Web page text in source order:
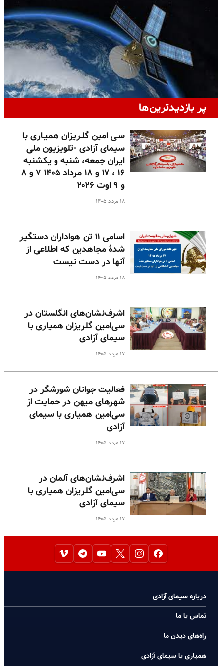
پر بازدیدترین‌ها
سـی امین گلـریزان همیـاری با
سیمای آزادی -تلویزیون ملی
ایران جمعه، شنبه و یکشنبه
۱۶ ، ۱۷ و ۱۸ مرداد ۱۴۰۵ ۷ و ۸
و ۹ اوت ۲۰۲۶
۱۸ مرداد ۱۴۰۵
اسامی ۱۱ تن هواداران دستگیر
شدهٔ مجاهدین که اطلاعی از
آنها در دست نیست
۱۸ مرداد ۱۴۰۵
اشرف‌نشان‌های انگلستان در
سی‌امین گلریزان همیاری با
سیمای آزادی
۱۷ مرداد ۱۴۰۵
فعالیت جوانان شورشگر در
شهرهای میهن در حمایت از
سی‌امین همیاری با سیمای
آزادی
۱۷ مرداد ۱۴۰۵
اشرف‌نشان‌های آلمان در
سی‌امین گلریزان همیاری با
سیمای آزادی
۱۷ مرداد ۱۴۰۵
درباره سیمای آزادی
تماس با ما
راه‌های دیدن ما
همیاری با سیمای آزادی